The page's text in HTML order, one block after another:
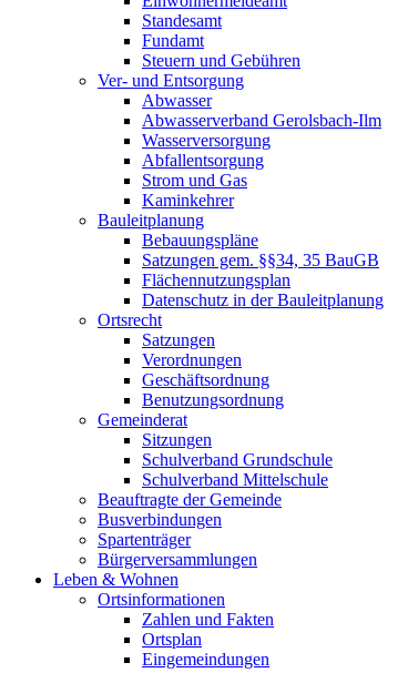
Standesamt
Fundamt
Steuern und Gebühren
Ver- und Entsorgung
Abwasser
Abwasserverband Gerolsbach-Ilm
Wasserversorgung
Abfallentsorgung
Strom und Gas
Kaminkehrer
Bauleitplanung
Bebauungspläne
Satzungen gem. §§34, 35 BauGB
Flächennutzungsplan
Datenschutz in der Bauleitplanung
Ortsrecht
Satzungen
Verordnungen
Geschäftsordnung
Benutzungsordnung
Gemeinderat
Sitzungen
Schulverband Grundschule
Schulverband Mittelschule
Beauftragte der Gemeinde
Busverbindungen
Spartenträger
Bürgerversammlungen
Leben & Wohnen
Ortsinformationen
Zahlen und Fakten
Ortsplan
Eingemeindungen